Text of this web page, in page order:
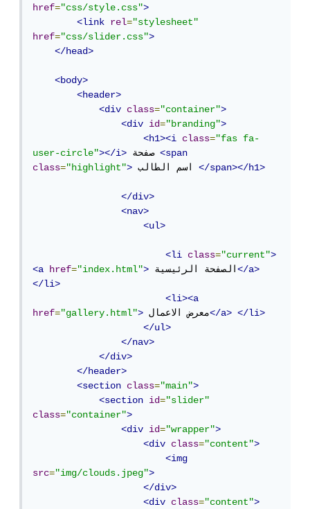
href="css/style.css">
<link
rel="stylesheet"
href="css/slider.css">
</head>
<body>
<header>
<div
class="container">
<div
id="branding">
<h1><i
class="fas fa-
user-circle"></i> صفحة <span
class="highlight"> اسم الطالب </span></h1>
</div>
<nav>
<ul>
<li class="current">
<a
href="index.html"> الصفحة الرئيسية</a>
</li>
<li><a
href="gallery.html"> معرض الاعمال</a>
</li>
</ul>
</nav>
</div>
</header>
<section
class="main">
<section
id="slider"
class="container">
<div
id="wrapper">
<div
class="content">
<img
src="img/clouds.jpeg">
</div>
<div
class="content">